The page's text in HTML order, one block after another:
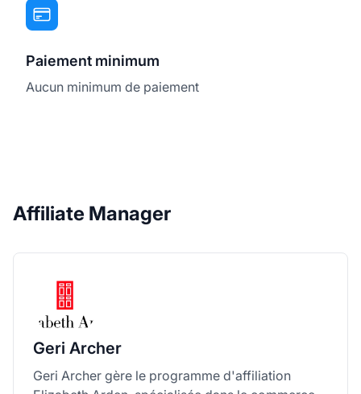
Paiement minimum
Aucun minimum de paiement
Affiliate Manager
Geri Archer
Geri Archer gère le programme d'affiliation